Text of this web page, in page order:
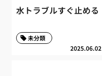
水トラブルすぐ止める
2025.06.02
未分類